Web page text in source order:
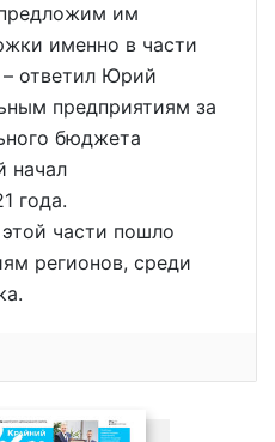
им
именно в части
ответил Юрий
предприятиям за
бюджета
начал
года.
части пошло
регионов, среди